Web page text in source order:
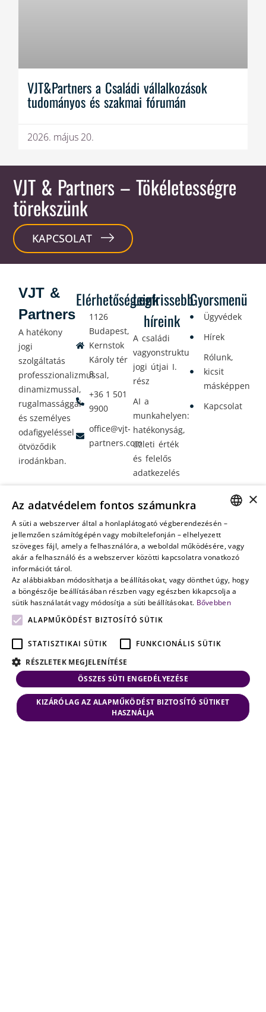
VJT&Partners a Családi vállalkozások
tudományos és szakmai fórumán
2026. május 20.
VJT & Partners – Tökéletességre
törekszünk
KAPCSOLAT
Elérhetőségeink
1126
Budapest,
Kernstok
Károly tér
8.
+36 1 501
9900
office@vjt-
partners.com
Legfrissebb
híreink
A családi
vagyonstrukturálás
jogi útjai I.
rész
AI a
munkahelyen:
hatékonyság,
üzleti érték
és felelős
adatkezelés
amikor a jövő
nem a
véletlenen
múlik
Gyorsmenü
Ügyvédek
Hírek
Rólunk,
kicsit
másképpen
Kapcsolat
VJT &
Partners
A hatékony
jogi
szolgáltatás
professzionalizmussal,
dinamizmussal,
rugalmassággal
és személyes
odafigyeléssel
ötvöződik
irodánkban.
HUNGARIAN
ENGLISH
×
Az adatvédelem fontos számunkra
A süti a webszerver által a honlaplátogató végberendezésén –
jellemzően számítógépén vagy mobiltelefonján – elhelyezett
szöveges fájl, amely a felhasználóra, a weboldal működésére, vagy
akár a felhasználó és a webszerver közötti kapcsolatra vonatkozó
információt tárol.
Az alábbiakban módosíthatja a beállításokat, vagy dönthet úgy, hogy
a böngészője beállításában részben vagy egészben kikapcsolja a
sütik használatát vagy módosítja a süti beállításokat. Bővebben
ALAPMŰKÖDÉST BIZTOSÍTÓ SÜTIK
STATISZTIKAI SÜTIK
FUNKCIONÁLIS SÜTIK
RÉSZLETEK MEGJELENÍTÉSE
ÖSSZES SÜTI ENGEDÉLYEZÉSE
KIZÁRÓLAG AZ ALAPMŰKÖDÉST BIZTOSÍTÓ SÜTIKET
HASZNÁLJA